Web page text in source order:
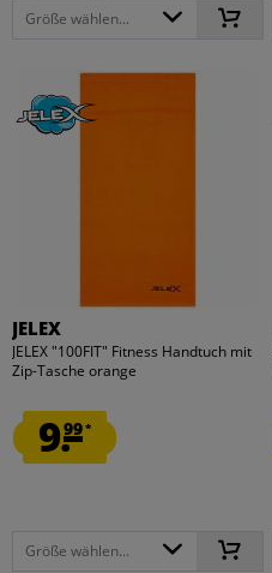
Größe wählen...
JELEX
JELEX "100FIT" Fitness Handtuch mit
Zip-Tasche orange
9.99*
Größe wählen...